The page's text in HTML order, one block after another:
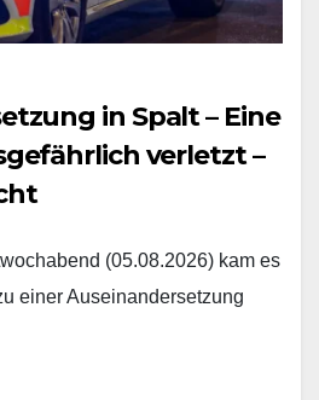
in Spalt – Eine
verletzt –
(05.08.2026) kam es
einer Auseinandersetzung